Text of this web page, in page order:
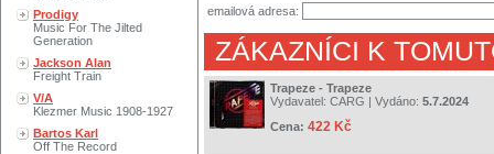
Prodigy
Music For The Jilted
Generation
Jackson Alan
Freight Train
V/A
Klezmer Music 1908-1927
Bartos Karl
Off The Record
emailová adresa:
ZÁKAZNÍCI K
Trapeze - Trapeze
Vydavatel: CARG | Vydáno: 5.7.2024
Cena: 422 Kč